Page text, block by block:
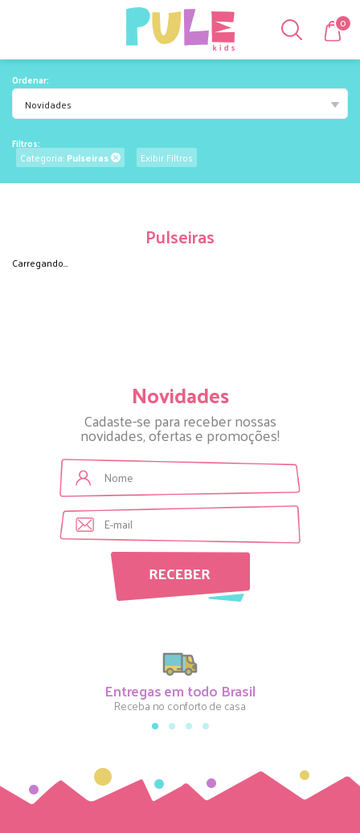
0
Ordenar:
Novidades
Filtros:
Categoria:Pulseiras Exibir Filtros
Pulseiras
Carregando...
Novidades
Cadaste-se para receber nossas
novidades, ofertas e promoções!
Entregas em todo Brasil
Receba no conforto de casa